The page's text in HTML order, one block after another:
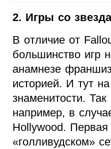
2. Игры со
В отличие от
большинство игр
анамнезе
историей. И тут
знаменитости.
например, в
Hollywood.
«голливудском»